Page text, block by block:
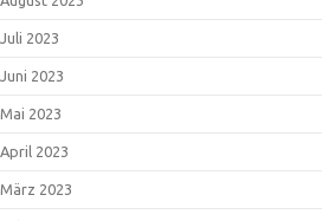
Juli 2023
Juni 2023
Mai 2023
April 2023
März 2023